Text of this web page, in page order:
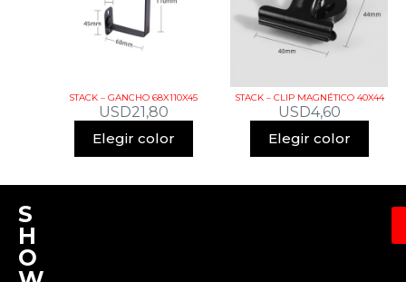
STACK – GANCHO 68X110X45
USD21,80
Elegir color
STACK – CLIP MAGNÉTICO 40X44
USD4,60
Elegir color
S
H
O